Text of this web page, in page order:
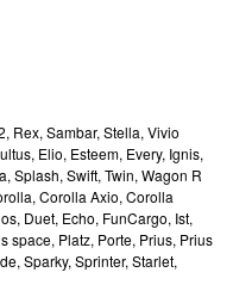
Rex, Sambar, Stella, Vivio
Elio, Esteem, Every, Ignis,
Splash, Swift, Twin, Wagon R
Corolla Axio, Corolla
Duet, Echo, FunCargo, Ist,
space, Platz, Porte, Prius, Prius
Sparky, Sprinter, Starlet,